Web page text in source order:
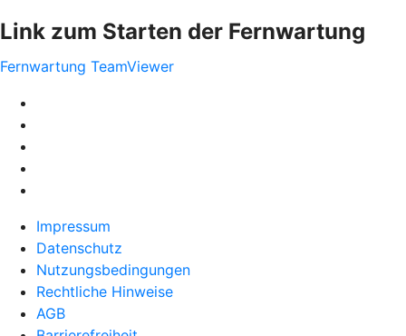
Link zum Starten der Fernwartung
Fernwartung TeamViewer
Impressum
Datenschutz
Nutzungsbedingungen
Rechtliche Hinweise
AGB